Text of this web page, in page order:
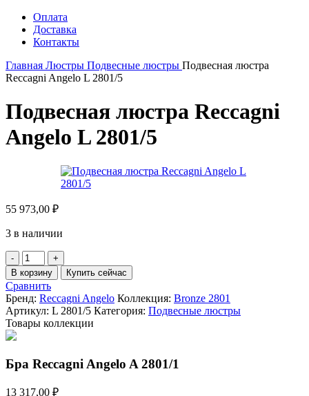
Оплата
Доставка
Контакты
Главная Люстры Подвесные люстры Подвесная люстра
Reccagni Angelo L 2801/5
Подвесная люстра Reccagni
Angelo L 2801/5
55 973,00 ₽
3 в наличии
Количество
товара
Подвесная
люстра
Reccagni
Angelo
L
В корзину Купить сейчас
Сравнить
Бренд: Reccagni Angelo Коллекция: Bronze 2801
Артикул: L 2801/5 Категория: Подвесные люстры
Товары коллекции
Бра Reccagni Angelo A 2801/1
13 317,00 ₽